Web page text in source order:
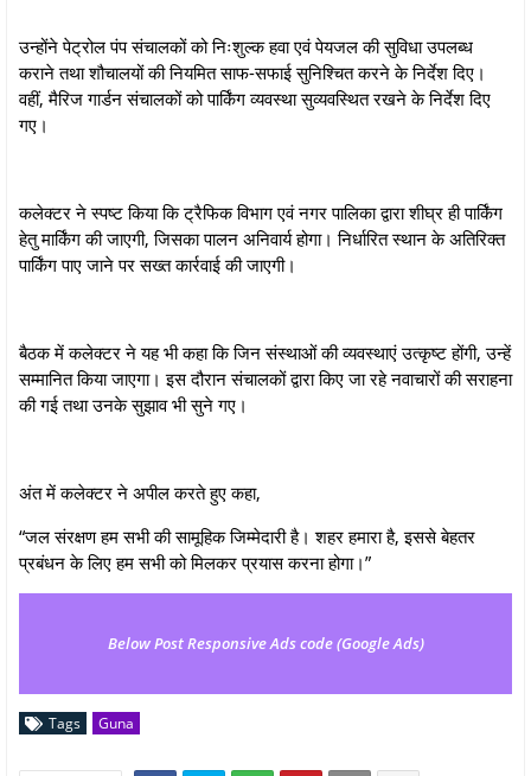
उन्होंने पेट्रोल पंप संचालकों को निःशुल्क हवा एवं पेयजल की सुविधा उपलब्ध
कराने तथा शौचालयों की नियमित साफ-सफाई सुनिश्चित करने के निर्देश दिए।
वहीं, मैरिज गार्डन संचालकों को पार्किंग व्यवस्था सुव्यवस्थित रखने के निर्देश दिए
गए।
कलेक्टर ने स्पष्ट किया कि ट्रैफिक विभाग एवं नगर पालिका द्वारा शीघ्र ही पार्किंग
हेतु मार्किंग की जाएगी, जिसका पालन अनिवार्य होगा। निर्धारित स्थान के अतिरिक्त
पार्किंग पाए जाने पर सख्त कार्रवाई की जाएगी।
बैठक में कलेक्टर ने यह भी कहा कि जिन संस्थाओं की व्यवस्थाएं उत्कृष्ट होंगी, उन्हें
सम्मानित किया जाएगा। इस दौरान संचालकों द्वारा किए जा रहे नवाचारों की सराहना
की गई तथा उनके सुझाव भी सुने गए।
अंत में कलेक्टर ने अपील करते हुए कहा,
“जल संरक्षण हम सभी की सामूहिक जिम्मेदारी है। शहर हमारा है, इससे बेहतर
प्रबंधन के लिए हम सभी को मिलकर प्रयास करना होगा।”
Below Post Responsive Ads code (Google Ads)
Tags Guna